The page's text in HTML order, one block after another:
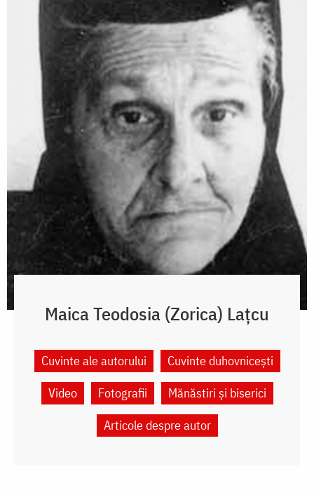
Maica Teodosia (Zorica) Lațcu
Cuvinte ale autorului
Cuvinte duhovnicești
Video
Fotografii
Mănăstiri și biserici
Articole despre autor